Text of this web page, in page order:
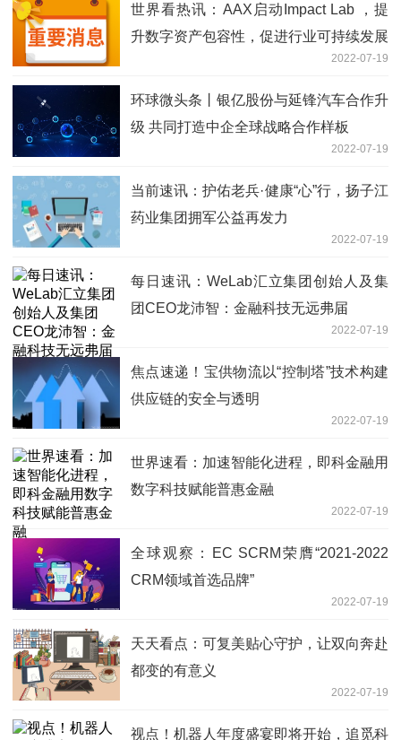
世界看热讯：AAX启动Impact Lab ，提
升数字资产包容性，促进行业可持续发展
2022-07-19
环球微头条丨银亿股份与延锋汽车合作升
级 共同打造中企全球战略合作样板
2022-07-19
当前速讯：护佑老兵·健康“心”行，扬子江
药业集团拥军公益再发力
2022-07-19
每日速讯：WeLab汇立集团创始人及集
团CEO龙沛智：金融科技无远弗届
2022-07-19
焦点速递！宝供物流以“控制塔”技术构建
供应链的安全与透明
2022-07-19
世界速看：加速智能化进程，即科金融用
数字科技赋能普惠金融
2022-07-19
全球观察：EC SCRM荣膺“2021-2022
CRM领域首选品牌”
2022-07-19
天天看点：可复美贴心守护，让双向奔赴
都变的有意义
2022-07-19
视点！机器人年度盛宴即将开始，追觅科